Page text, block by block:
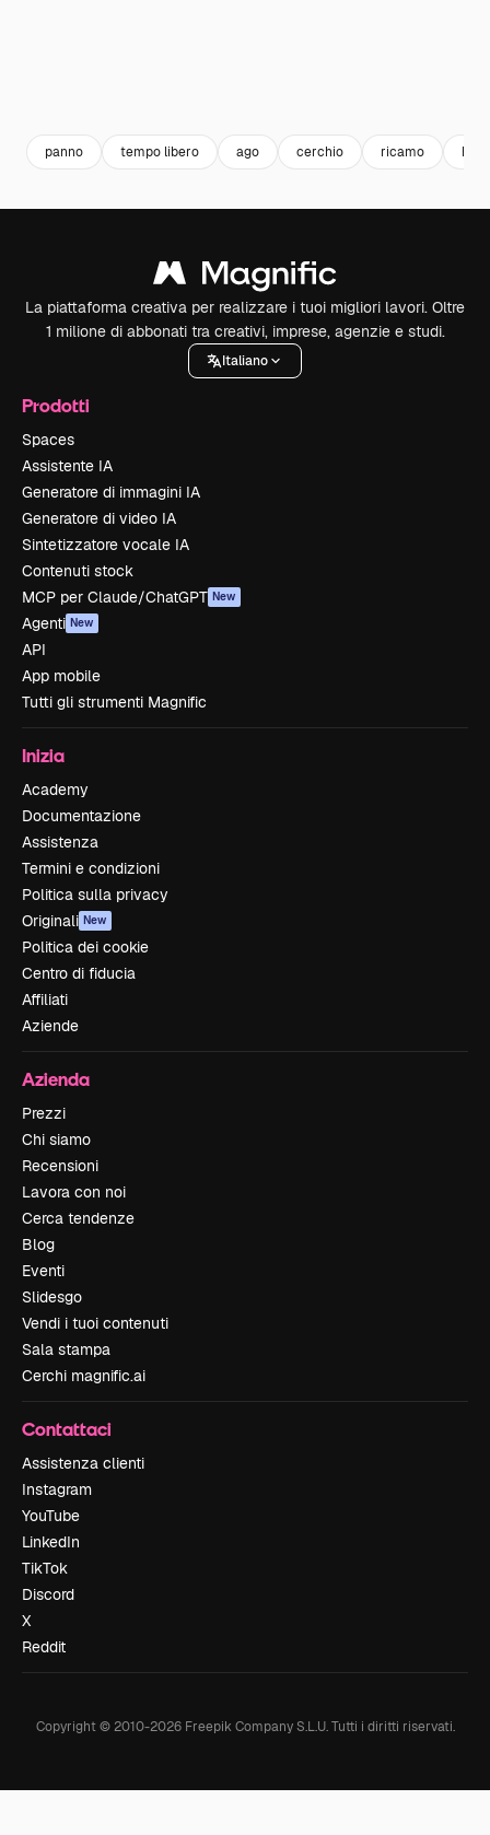
panno tempo libero ago cerchio ricamo
La piattaforma creativa per realizzare i tuoi migliori lavori. Oltre
1 milione di abbonati tra creativi, imprese, agenzie e studi.
Italiano
Prodotti
Spaces
Assistente IA
Generatore di immagini IA
Generatore di video IA
Sintetizzatore vocale IA
Contenuti stock
MCP per Claude/ChatGPT New
Agenti New
API
App mobile
Tutti gli strumenti Magnific
Inizia
Academy
Documentazione
Assistenza
Termini e condizioni
Politica sulla privacy
Originali New
Politica dei cookie
Centro di fiducia
Affiliati
Aziende
Azienda
Prezzi
Chi siamo
Recensioni
Lavora con noi
Cerca tendenze
Blog
Eventi
Slidesgo
Vendi i tuoi contenuti
Sala stampa
Cerchi magnific.ai
Contattaci
Assistenza clienti
Instagram
YouTube
LinkedIn
TikTok
Discord
X
Reddit
Copyright © 2010-2026Freepik Company S.L.U. Tutti i diritti riservati.